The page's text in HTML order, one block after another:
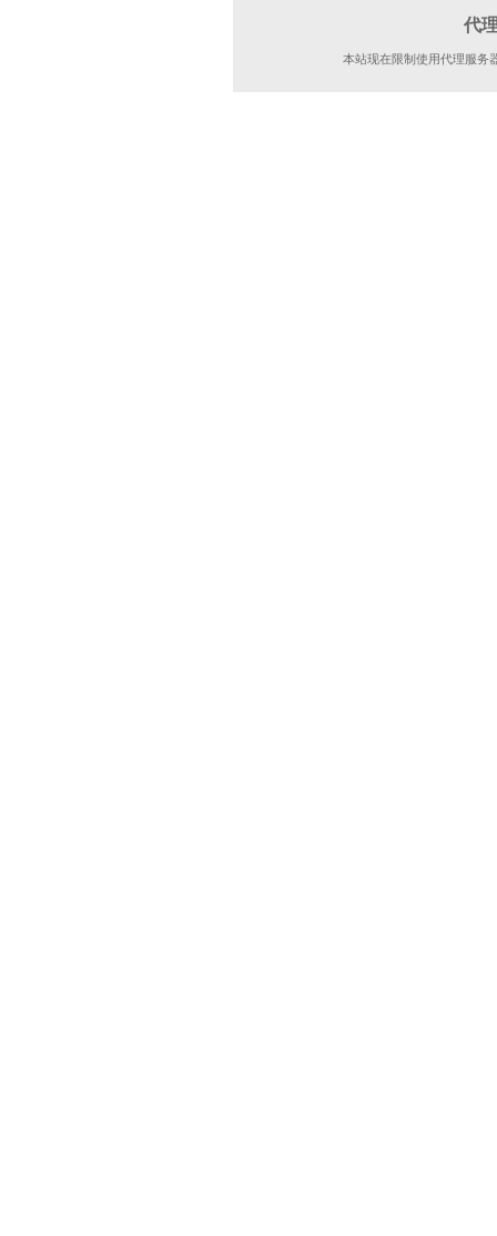
代
本站现在限制使用代理服务